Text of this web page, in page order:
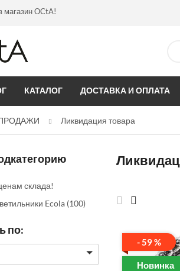
магазин OCtA!
КАТАЛОГ ДОСТАВКА И ОПЛАТА
Ликвидация товара
склада!
Ecola (100)
по:
- 59 %
Новинка